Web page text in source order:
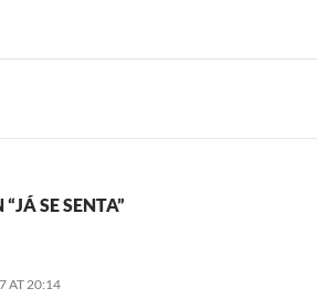
SE SENTA”
AT 20:14